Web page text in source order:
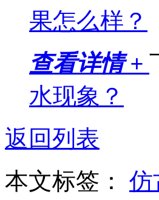
果怎么样？
查看详情 +
水现象？
返回列表
本文标签： 仿